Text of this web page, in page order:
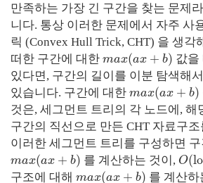
만족하는 가장 긴 구간을 찾는 문제
니다. 통상 이러한 문제에서 자주 사
릭 (Convex Hull Trick, CHT) 을 생각
떠한 구간에 대한 max(ax + b) 값을
있다면, 구간의 길이를 이분 탐색해
있습니다. 구간에 대한 max(ax + b)
것은, 세그먼트 트리의 각 노드에, 해
구간의 직선으로 만든 CHT 자료구
이러한 세그먼트 트리를 구성하면
max(ax + b) 를 계산하는 것이, O(
구조에 대해 max(ax + b) 를 계산하